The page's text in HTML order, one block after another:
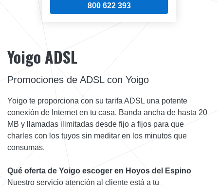
800 622 393
Yoigo ADSL
Promociones de ADSL con Yoigo
Yoigo te proporciona con su tarifa ADSL una potente
conexión de Internet en tu casa. Banda ancha de hasta 20
MB y llamadas ilimitadas desde fijo a fijos para que
charles con los tuyos sin meditar en los minutos que
consumas.
Qué oferta de Yoigo escoger en Hoyos del Espino
Nuestro servicio atención al cliente está a tu